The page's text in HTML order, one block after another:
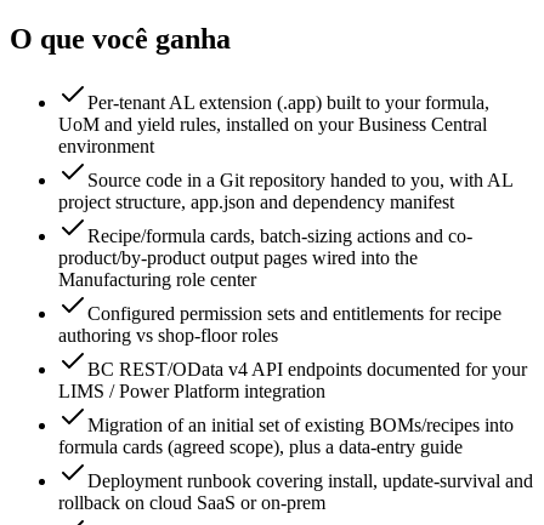
O que você ganha
Per-tenant AL extension (.app) built to your formula,
UoM and yield rules, installed on your Business Central
environment
Source code in a Git repository handed to you, with AL
project structure, app.json and dependency manifest
Recipe/formula cards, batch-sizing actions and co-
product/by-product output pages wired into the
Manufacturing role center
Configured permission sets and entitlements for recipe
authoring vs shop-floor roles
BC REST/OData v4 API endpoints documented for your
LIMS / Power Platform integration
Migration of an initial set of existing BOMs/recipes into
formula cards (agreed scope), plus a data-entry guide
Deployment runbook covering install, update-survival and
rollback on cloud SaaS or on-prem